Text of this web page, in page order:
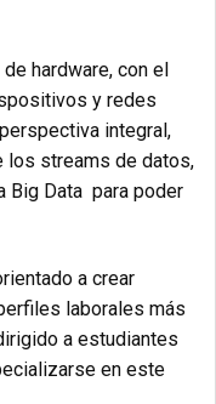
hardware, con el
y redes
integral,
los streams de datos,
Big Data para poder
a crear
laborales más
a estudiantes
en este